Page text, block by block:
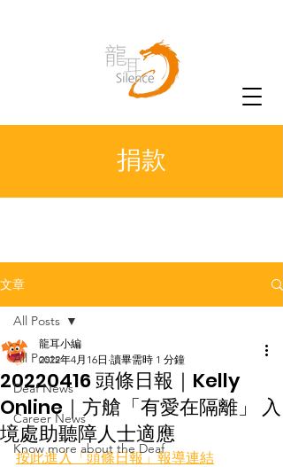
捐款
文章
All Posts
Deaf News
Career News
Know more about the Deaf
All Posts
20220416 頭條日報｜Kelly
Online｜方艙「有愛在隔離」 入
境處助聽障人士適應
龍耳小編
2022年4月16日 讀畢需時 1 分鐘
按此進入「頭條日報」報導連結